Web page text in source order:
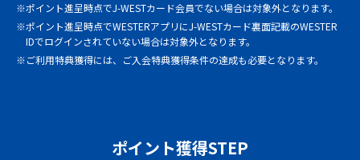
※ポイント進呈時点でJ-WESTカード会員でない場合は対象外となります。
※ポイント進呈時点でWESTERアプリにJ-WESTカード裏面記載のWESTER
IDでログインされていない場合は対象外となります。
※ご利用特典獲得には、ご入会特典獲得条件の達成も必要となります。
ポイント獲得STEP